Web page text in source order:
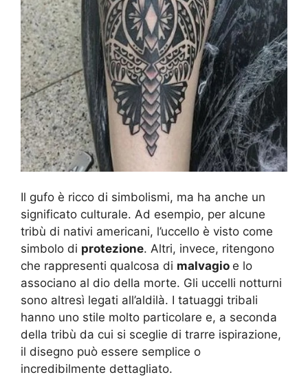
Il gufo è ricco di simbolismi, ma ha anche un
significato culturale. Ad esempio, per alcune
tribù di nativi americani, l’uccello è visto come
simbolo di protezione. Altri, invece, ritengono
che rappresenti qualcosa di malvagio e lo
associano al dio della morte. Gli uccelli notturni
sono altresì legati all’aldilà. I tatuaggi tribali
hanno uno stile molto particolare e, a seconda
della tribù da cui si sceglie di trarre ispirazione,
il disegno può essere semplice o
incredibilmente dettagliato.